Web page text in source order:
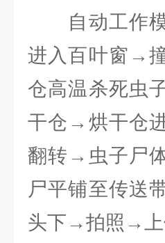
自动工作模
进入百叶窗→
仓高温杀死虫
干仓→烘干仓
翻转→虫子尸
尸平铺至传送
头下→拍照→上